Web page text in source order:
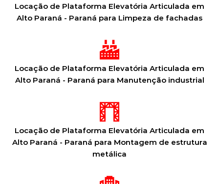
Locação de Plataforma Elevatória Articulada em
Alto Paraná - Paraná para Limpeza de fachadas
Locação de Plataforma Elevatória Articulada em
Alto Paraná - Paraná para Manutenção industrial
Locação de Plataforma Elevatória Articulada em
Alto Paraná - Paraná para Montagem de estrutura
metálica